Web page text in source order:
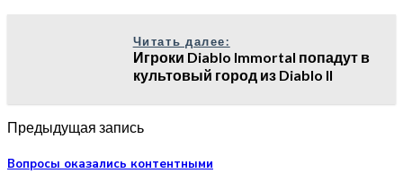
Читать далее:
Игроки Diablo Immortal попадут в
культовый город из Diablo II
Предыдущая запись
Вопросы оказались контентными